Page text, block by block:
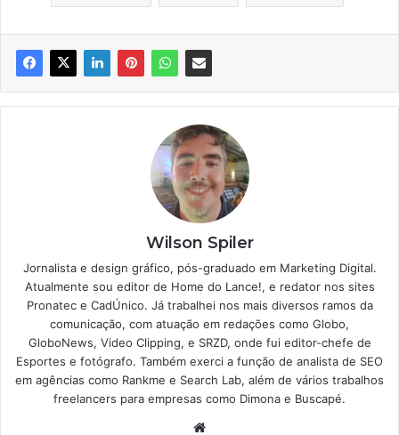
Wilson Spiler
Jornalista e design gráfico, pós-graduado em Marketing Digital.
Atualmente sou editor de Home do Lance!, e redator nos sites
Pronatec e CadÚnico. Já trabalhei nos mais diversos ramos da
comunicação, com atuação em redações como Globo,
GloboNews, Video Clipping, e SRZD, onde fui editor-chefe de
Esportes e fotógrafo. Também exerci a função de analista de SEO
em agências como Rankme e Search Lab, além de vários trabalhos
freelancers para empresas como Dimona e Buscapé.